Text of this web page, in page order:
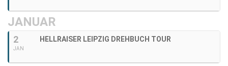
JANUAR
2
JAN
HELLRAISER LEIPZIG DREHBUCH TOUR